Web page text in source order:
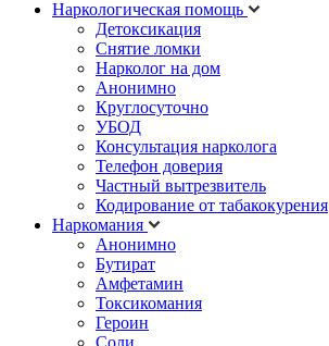
Наркологическая помощь
Детоксикация
Снятие ломки
Нарколог на дом
Анонимно
Круглосуточно
УБОД
Консультация нарколога
Телефон доверия
Частный вытрезвитель
Кодирование от табакокурения
Наркомания
Анонимно
Бутират
Амфетамин
Токсикомания
Героин
Соли